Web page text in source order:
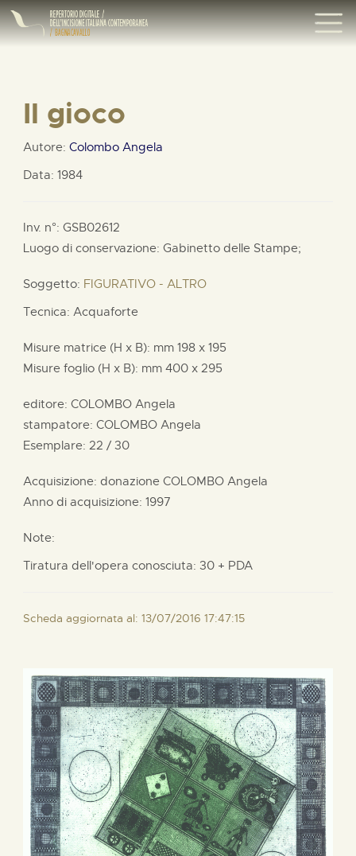
Il gioco
Autore: Colombo Angela
Data: 1984
Inv. n°: GSB02612
Luogo di conservazione: Gabinetto delle Stampe;
Soggetto: FIGURATIVO - ALTRO
Tecnica: Acquaforte
Misure matrice (H x B): mm 198 x 195
Misure foglio (H x B): mm 400 x 295
editore: COLOMBO Angela
stampatore: COLOMBO Angela
Esemplare: 22 / 30
Acquisizione: donazione COLOMBO Angela
Anno di acquisizione: 1997
Note:
Tiratura dell'opera conosciuta: 30 + PDA
Scheda aggiornata al: 13/07/2016 17:47:15